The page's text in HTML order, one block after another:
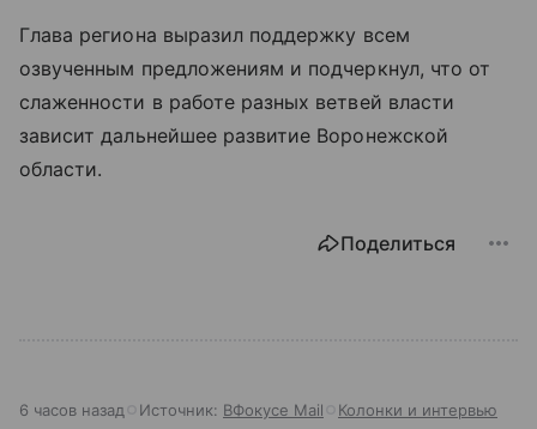
Глава региона выразил поддержку всем
озвученным предложениям и подчеркнул, что от
слаженности в работе разных ветвей власти
зависит дальнейшее развитие Воронежской
области.
Поделиться
6 часов назад Источник: ВФокусе Mail Колонки и интервью